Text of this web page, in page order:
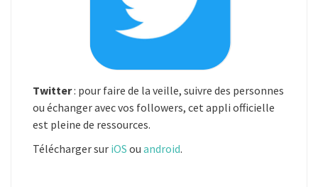
Twitter: pour faire de la veille, suivre des personnes
ou échanger avec vos followers, cet appli officielle
est pleine de ressources.
Télécharger sur iOS ou android.